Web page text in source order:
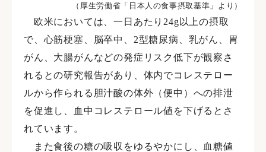
（厚生労働省「日本人の食事摂取基準」より）
欧米においては、一日あたり24g以上の摂取
で、心筋梗塞、脳卒中、2型糖尿病、乳がん、胃
がん、大腸がんなどの発症リスク低下が観察さ
れるとの研究報告があり、体内でコレステロー
ルから作られる胆汁酸の体外（便中）への排泄
を促進し、血中コレステロール値を下げるとさ
れています。
また食後の糖の吸収をゆるやかにし、血糖値